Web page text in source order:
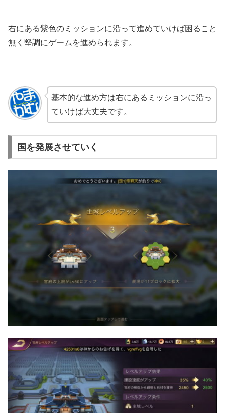
右にある紫色のミッションに沿って進めていけば困ること
無く堅調にゲームを進められます。
基本的な進め方は右にあるミッションに沿っ
ていけば大丈夫です。
国を発展させていく